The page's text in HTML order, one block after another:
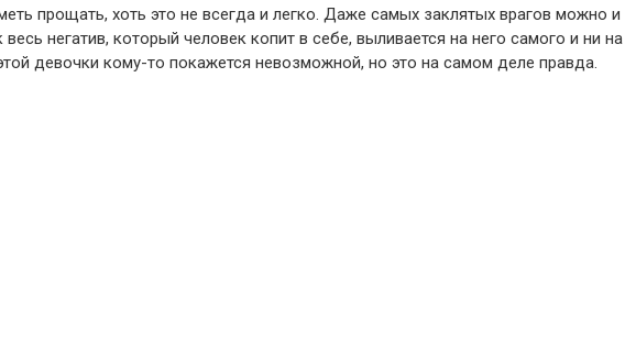
прощать, хоть это не всегда и легко. Даже самых заклятых врагов можно и
негатив, который человек копит в себе, выливается на него самого и ни на
девочки кому-то покажется невозможной, но это на самом деле правда.